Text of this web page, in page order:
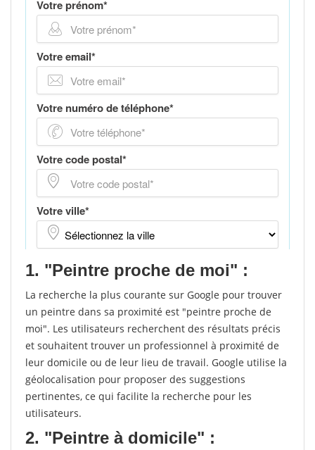
1. "Peintre proche de moi" :
La recherche la plus courante sur Google pour trouver
un peintre dans sa proximité est "peintre proche de
moi". Les utilisateurs recherchent des résultats précis
et souhaitent trouver un professionnel à proximité de
leur domicile ou de leur lieu de travail. Google utilise la
géolocalisation pour proposer des suggestions
pertinentes, ce qui facilite la recherche pour les
utilisateurs.
2. "Peintre à domicile" :